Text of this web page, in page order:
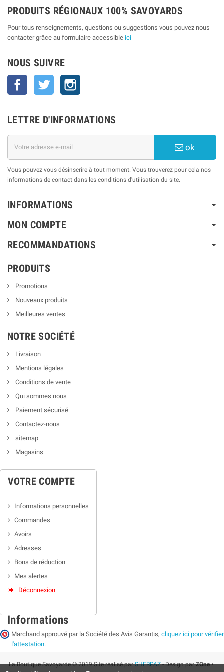
PRODUITS RÉGIONAUX 100% SAVOYARDS
Pour tous renseignements, questions ou suggestions vous pouvez nous
contacter grâce au formulaire accessible ici
NOUS SUIVRE
Facebook Twitter
LETTRE D'INFORMATIONS
ok
Vous pouvez vous désinscrire à tout moment. Vous trouverez pour cela nos
informations de contact dans les conditions d'utilisation du site.
INFORMATIONS
MON COMPTE
RECOMMANDATIONS
PRODUITS
Promotions
Nouveaux produits
Meilleures ventes
NOTRE SOCIÉTÉ
Livraison
Mentions légales
Conditions de vente
Qui sommes nous
Paiement sécurisé
Contactez-nous
sitemap
Magasins
VOTRE COMPTE
Informations personnelles
Commandes
Avoirs
Adresses
Bons de réduction
Mes alertes
Déconnexion
Informations
Marchand approuvé par la Société des Avis Garantis, cliquez ici pour vérifier
l'attestation.
La Boutique Savoyarde © 2019 Site réalisé parSHERPAZ- Design parZOne •